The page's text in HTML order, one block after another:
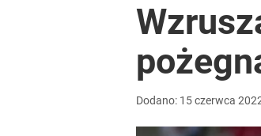
Dodano: 15czerwca